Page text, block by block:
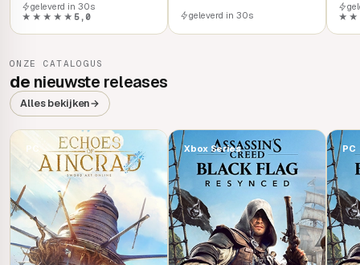
geleverd in 30s
★★★★★ 5,0 geleverd in 30s
ONZE CATALOGUS
de nieuwste releases
Alles bekijken→
PC Xbox Series PC